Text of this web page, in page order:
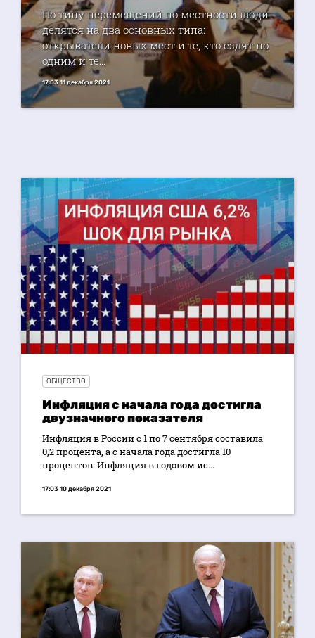
По типу перемещений по местности люди
делятся на два основных типа:
открыватели новых мест и те, кто ездят по
одним и те...
17:03 11 декабря 2021
ОБЩЕСТВО
Инфляция с начала года достигла
двузначного показателя
Инфляция в России с 1 по 7 сентября составила
0,2 процента, а с начала года достигла 10
процентов. Инфляция в годовом ис...
17:03 10 декабря 2021